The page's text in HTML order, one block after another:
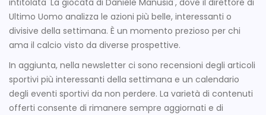
intitolata 'La giocata di Daniele Manusia', dove il direttore di
Ultimo Uomo analizza le azioni più belle, interessanti o
divisive della settimana. È un momento prezioso per chi
ama il calcio visto da diverse prospettive.
In aggiunta, nella newsletter ci sono recensioni degli articoli
sportivi più interessanti della settimana e un calendario
degli eventi sportivi da non perdere. La varietà di contenuti
offerti consente di rimanere sempre aggiornati e di